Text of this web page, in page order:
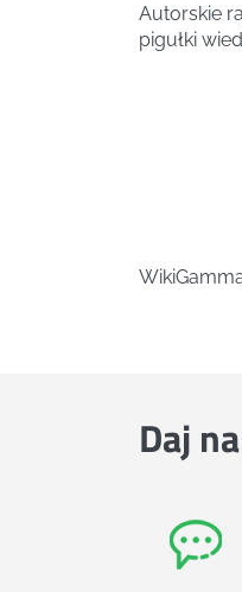
Autorskie
pigułki
Daj